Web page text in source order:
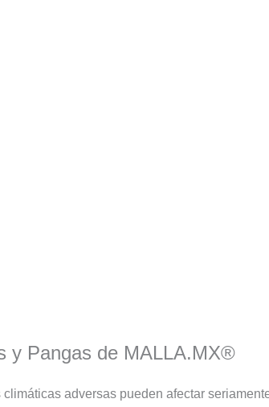
y Pangas de MALLA.MX®
adversas pueden afectar